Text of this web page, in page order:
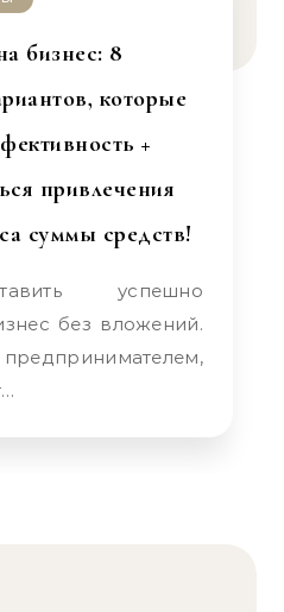
бизнес: 8
которые
+
привлечения
суммы средств!
без вложений.